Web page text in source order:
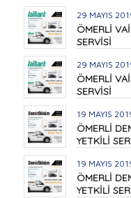
29 MAYIS
ÖMERLİ
SERVİSİ
29 MAYIS
ÖMERLİ
SERVİSİ
19 MAYIS
ÖMERLİ
YETKİLİ
19 MAYIS
ÖMERLİ
YETKİLİ